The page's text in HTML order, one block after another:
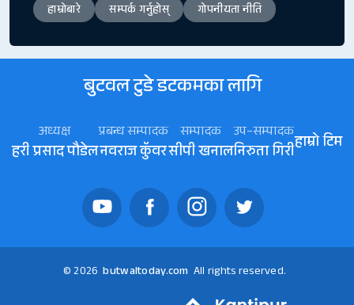
हाम्रोबारे सम्पर्क गर्नुहोस् गोपनीयता नीति
बुटवल टुडे डटकमका लागि
अध्यक्ष
हरी प्रसाद पौडेल
प्रबन्ध सम्पादक
नवराज कॅुवर
सम्पादक
सीपी खनाल
उप–सम्पादक
निरुता गिरीहाम्रो टिम
© 2026 butwaltoday.com All rights reserved.